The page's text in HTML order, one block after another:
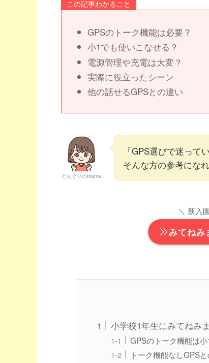
この記事わかること
GPSのトーク機能は必要？
小1でも使いこなせる？
電源管理や充電は大変？
実際に役立ったシーン
他の話せるGPSとの違い
どんぐりのmama
「GPS選びで迷って
そんな方の参考にな
＼ 新入
みてね
小学校1年生にみてねみ
GPSのトーク機能は
トーク機能なしGPS